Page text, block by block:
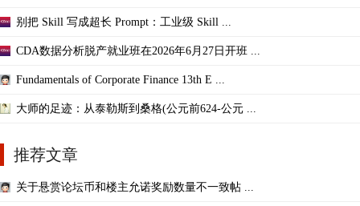
别把 Skill 写成超长 Prompt：工业级 Skill ...
CDA数据分析脱产就业班在2026年6月27日开班 ...
Fundamentals of Corporate Finance 13th E ...
大师的足迹：从泰勒斯到桑格(公元前624-公元 ...
推荐文章
关于悬赏论坛币和楼主允诺奖励数量不一致帖 ...